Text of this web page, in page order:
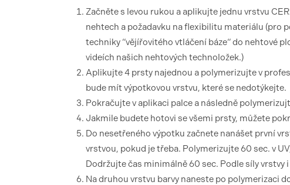
Začněte s levou rukou a aplikujte jednu vrstvu
nehtech a požadavku na flexibilitu materiálu (pro
techniky “vějířovitého vtláčení báze“ do nehtové
videích našich nehtových technoložek.)
Aplikujte 4 prsty najednou a polymerizujte v
bude mít výpotkovou vrstvu, které se nedotýkejte.
Pokračujte v aplikaci palce a následně
Jakmile budete hotovi se všemi prsty, můžete
Do nesetřeného výpotku začnete nanášet první
vrstvou, pokud je třeba. Polymerizujte 60 sec. v
Dodržujte čas minimálně 60 sec. Podle síly vrstvy
Na druhou vrstvu barvy naneste po polymerizaci